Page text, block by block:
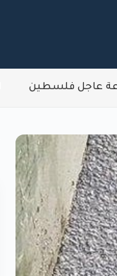
عاجل فلسطين